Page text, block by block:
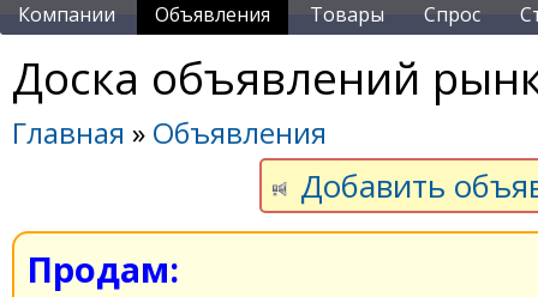
Компании Объявления Товары Спрос
Доска объявлений
Главная » Объявления
Добавить
Продам: